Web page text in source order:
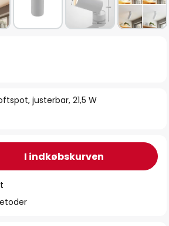
justerbar, 21,5 W
I indkøbskurven